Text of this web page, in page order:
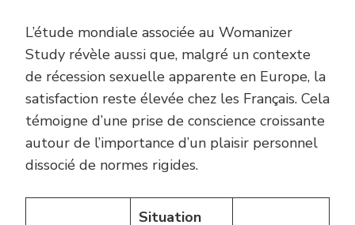
L’étude mondiale associée au Womanizer
Study révèle aussi que, malgré un contexte
de récession sexuelle apparente en Europe, la
satisfaction reste élevée chez les Français. Cela
témoigne d’une prise de conscience croissante
autour de l’importance d’un plaisir personnel
dissocié de normes rigides.
Situation